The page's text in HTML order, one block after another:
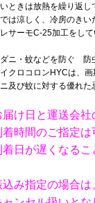
ときは放熱を繰り返し
は涼しく、冷房のきい
サーモC-25加工をし
ダニ・蚊などを防ぐ 防
クロコロンHYCは、
及び蚊に対する優れた
届け日と運送会社
着時間のご指定は
着日が遅くなるこ
込み指定の場合